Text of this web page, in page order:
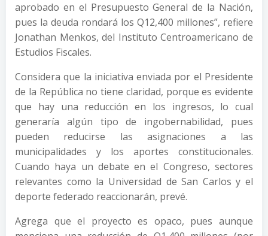
aprobado en el Presupuesto General de la Nación,
pues la deuda rondará los Q12,400 millones”, refiere
Jonathan Menkos, del Instituto Centroamericano de
Estudios Fiscales.
Considera que la iniciativa enviada por el Presidente
de la República no tiene claridad, porque es evidente
que hay una reducción en los ingresos, lo cual
generaría algún tipo de ingobernabilidad, pues
pueden reducirse las asignaciones a las
municipalidades y los aportes constitucionales.
Cuando haya un debate en el Congreso, sectores
relevantes como la Universidad de San Carlos y el
deporte federado reaccionarán, prevé.
Agrega que el proyecto es opaco, pues aunque